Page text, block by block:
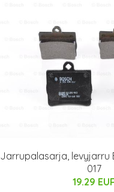
Jarrupalasarja, levyjarru
017
19.29